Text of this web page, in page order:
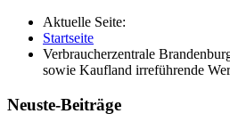
Aktuelle Seite:
Startseite
Verbraucherzentrale
sowie Kaufland irreführende
Neuste-Beiträge